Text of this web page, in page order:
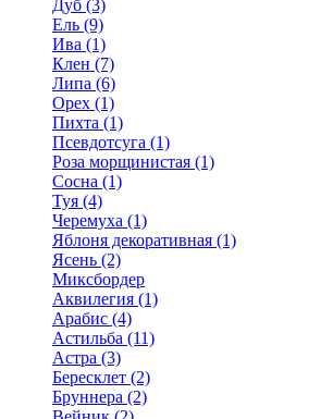
Дуб (3)
Ель (9)
Ива (1)
Клен (7)
Липа (6)
Орех (1)
Пихта (1)
Псевдотсуга (1)
Роза морщинистая (1)
Сосна (1)
Туя (4)
Черемуха (1)
Яблоня декоративная (1)
Ясень (2)
Миксбордер
Аквилегия (1)
Арабис (4)
Астильба (11)
Астра (3)
Бересклет (2)
Бруннера (2)